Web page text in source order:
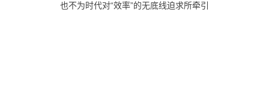
也不为时代对“效率”的无底线迫求所牵引